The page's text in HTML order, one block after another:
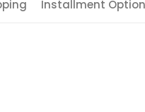
Installment